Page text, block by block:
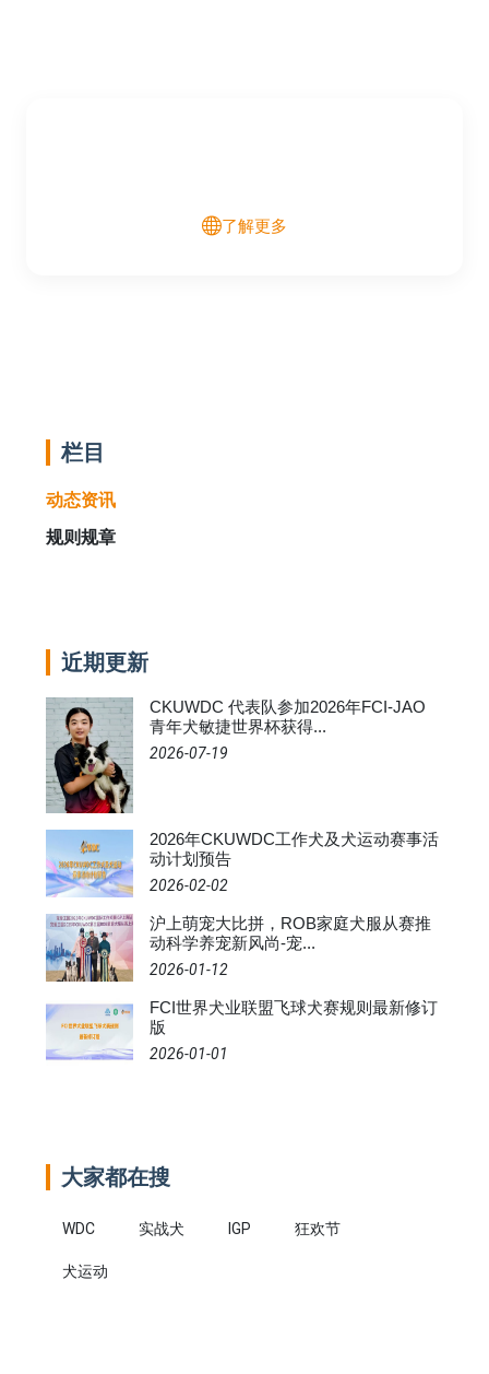
了解更多
栏目
动态资讯
规则规章
近期更新
CKUWDC 代表队参加2026年FCI-JAO
青年犬敏捷世界杯获得...
2026-07-19
2026年CKUWDC工作犬及犬运动赛事活
动计划预告
2026-02-02
沪上萌宠大比拼，ROB家庭犬服从赛推
动科学养宠新风尚-宠...
2026-01-12
FCI世界犬业联盟飞球犬赛规则最新修订
版
2026-01-01
大家都在搜
WDC 实战犬 IGP 狂欢节
犬运动